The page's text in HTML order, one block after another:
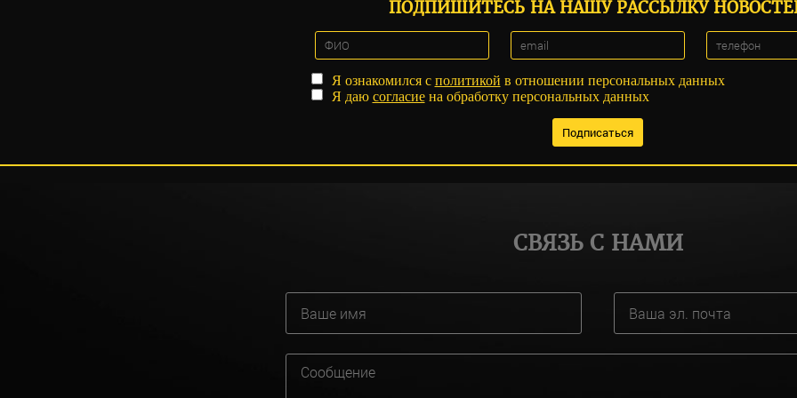
ПОДПИШИТЕСЬ НА НАШУ РАССЫЛКУ
Я ознакомился с политикой в отношении персональных данных
Я даю согласиена обработку персональных данных
СВЯЗЬ С НАМИ